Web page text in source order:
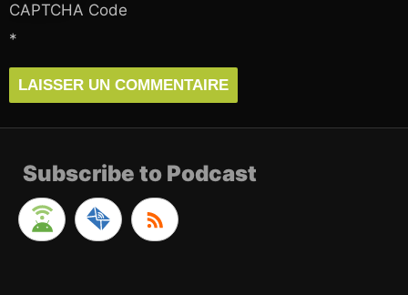
CAPTCHA Code
*
Subscribe to Podcast